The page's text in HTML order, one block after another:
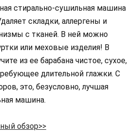
стирально-сушильная машина
складки, аллергены и
с тканей. В ней можно
или меховые изделия! В
из ее барабана чистое, сухое,
длительной глажки. С
это, безусловно, лучшая
машина.
обзор>>